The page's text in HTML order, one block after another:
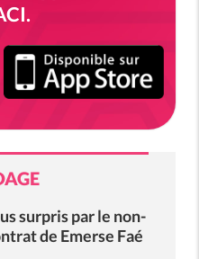
surpris par le non-
de Emerse Faé